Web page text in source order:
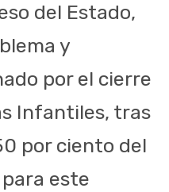
del Estado,
y
por el cierre
Infantiles, tras
por ciento del
este